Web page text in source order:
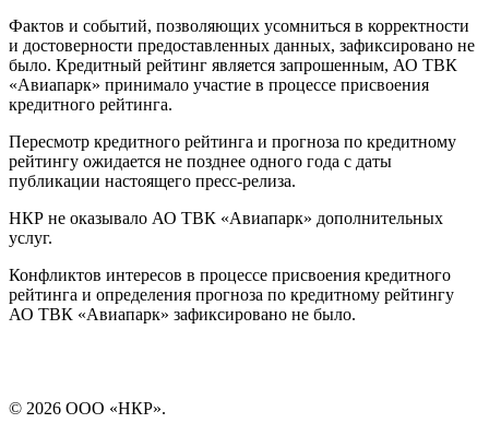
Фактов и событий, позволяющих усомниться в корректности
и достоверности предоставленных данных, зафиксировано не
было. Кредитный рейтинг является запрошенным, АО ТВК
«Авиапарк» принимало участие в процессе присвоения
кредитного рейтинга.
Пересмотр кредитного рейтинга и прогноза по кредитному
рейтингу ожидается не позднее одного года с даты
публикации настоящего пресс-релиза.
НКР не оказывало АО ТВК «Авиапарк» дополнительных
услуг.
Конфликтов интересов в процессе присвоения кредитного
рейтинга и определения прогноза по кредитному рейтингу
АО ТВК «Авиапарк» зафиксировано не было.
© 2026 ООО «НКР».